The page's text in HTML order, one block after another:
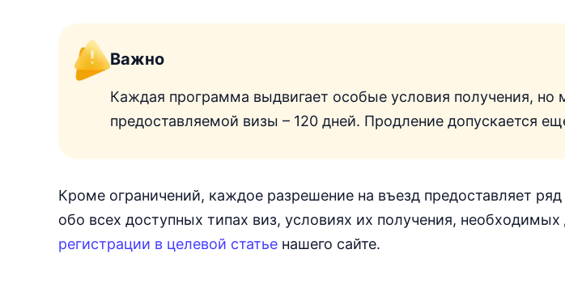
Важно
Каждая программа выдвигает особые условия получения, но
предоставляемой визы – 120 дней. Продление допускается
Кроме ограничений, каждое разрешение на въезд предоставляет
обо всех доступных типах виз, условиях их получения, необходимых
регистрации в целевой статье нашего сайте.